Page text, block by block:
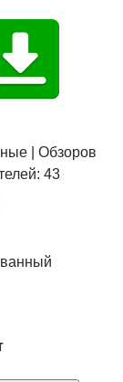
| Обзоров
43